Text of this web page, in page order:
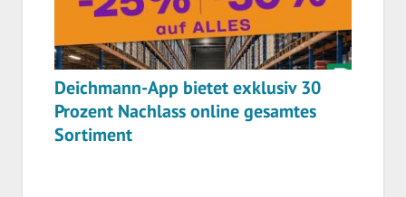
Deichmann-App bietet exklusiv 30
Prozent Nachlass online gesamtes
Sortiment